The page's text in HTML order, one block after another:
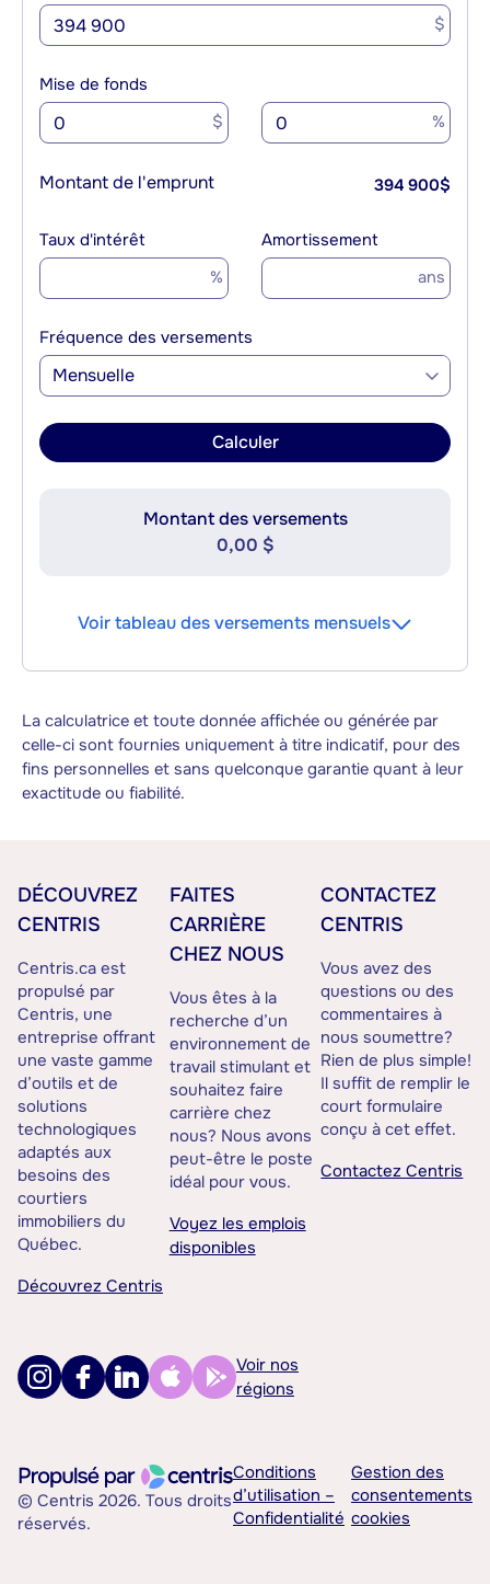
$
Mise de fonds
$ %
Montant de l'emprunt 394 900$
Taux d'intérêt
%
Amortissement
ans
Fréquence des versements
Mensuelle
Calculer
Montant des versements
0,00 $
Voir tableau des versements mensuels
La calculatrice et toute donnée affichée ou générée par
celle-ci sont fournies uniquement à titre indicatif, pour des
fins personnelles et sans quelconque garantie quant à leur
exactitude ou fiabilité.
DÉCOUVREZ
CENTRIS
Centris.ca est
propulsé par
Centris, une
entreprise offrant
une vaste gamme
d’outils et de
solutions
technologiques
adaptés aux
besoins des
courtiers
immobiliers du
Québec.
Découvrez Centris
FAITES
CARRIÈRE
CHEZ NOUS
Vous êtes à la
recherche d’un
environnement de
travail stimulant et
souhaitez faire
carrière chez
nous? Nous avons
peut-être le poste
idéal pour vous.
Voyez les emplois
disponibles
CONTACTEZ
CENTRIS
Vous avez des
questions ou des
commentaires à
nous soumettre?
Rien de plus simple!
Il suffit de remplir le
court formulaire
conçu à cet effet.
Contactez Centris
Voir nos
régions
© Centris 2026. Tous droits
réservés.
Conditions
d’utilisation –
Confidentialité
Gestion des
consentements
cookies